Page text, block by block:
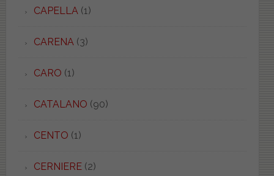
CAPELLA(1)
CARENA(3)
CARO (1)
CATALANO (90)
CENTO (1)
CERNIERE(2)